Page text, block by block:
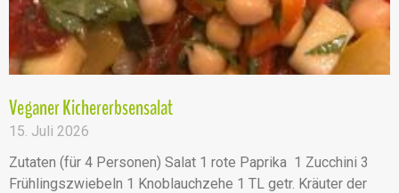
Veganer Kichererbsensalat
15. Juli 2026
Zutaten (für 4 Personen) Salat 1 rote Paprika 1 Zucchini 3
Frühlingszwiebeln 1 Knoblauchzehe 1 TL getr. Kräuter der